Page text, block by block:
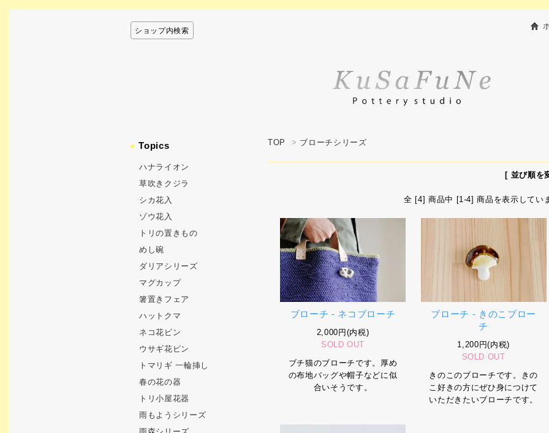
ショップ内検索
TOP > ブローチシリーズ
[ 並び順を
全 [4] 商品中 [1-4] 商品を表示してい
ブローチ - ネコブローチ
2,000円(内税)
SOLD OUT
ブチ猫のブローチです。厚め
の布地バッグや帽子などに似
合いそうです。
ブローチ - きのこブロー
チ
1,200円(内税)
SOLD OUT
きのこのブローチです。きの
こ好きの方にぜひ身につけて
いただきたいブローチです。
●Topics
ハナライオン
草吹きクジラ
シカ花入
ゾウ花入
トリの置きもの
めし碗
ダリアシリーズ
マグカップ
箸置きフェア
ハットクマ
ネコ花ビン
ウサギ花ビン
トマリギ 一輪挿し
春の花の器
トリ小屋花器
雨もようシリーズ